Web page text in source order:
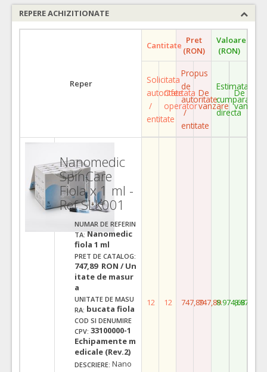
REPERE ACHIZITIONATE
Reper
Cantitate Pret
(RON)
Valoare
(RON)
Solicitata
autoritate
/
entitate
Ofertata
operator
Propus
de
autoritate
/
entitate
De
vanzare
Estimata
cumparare
directa
De
vanzare
Nanomedic
SpinCare
Fiola x 1 ml -
Ref SLK001
NUMAR DE REFERIN
TA: Nanomedic
fiola 1 ml
PRET DE CATALOG:
747,89 RON / Un
itate de masur
a
UNITATE DE MASU
RA: bucata fiola
COD SI DENUMIRE
CPV: 33100000-1
Echipamente m
edicale (Rev.2)
DESCRIERE: Nano
12 12 747,89747,898.974,688.974,68